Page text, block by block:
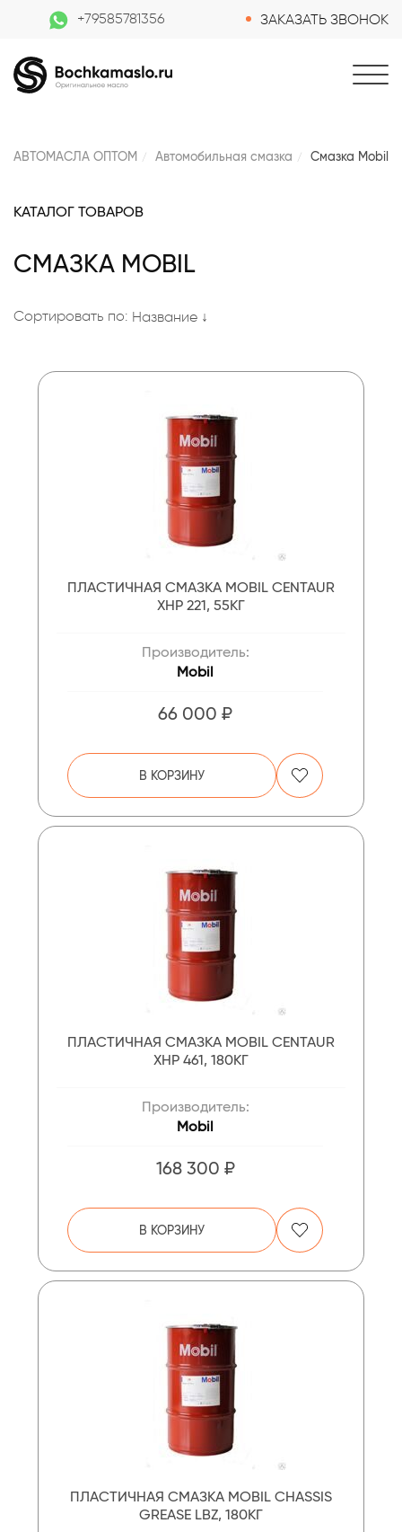
+79585781356 ЗАКАЗАТЬ ЗВОНОК
АВТОМАСЛА ОПТОМ Автомобильная смазка Смазка Mobil
КАТАЛОГ ТОВАРОВ
СМАЗКА MOBIL
Сортировать по: Название ↓
ПЛАСТИЧНАЯ СМАЗКА MOBIL CENTAUR
XHP 221, 55КГ
Производитель:
Mobil
66 000 ₽
В КОРЗИНУ
ПЛАСТИЧНАЯ СМАЗКА MOBIL CENTAUR
XHP 461, 180КГ
Производитель:
Mobil
168 300 ₽
В КОРЗИНУ
ПЛАСТИЧНАЯ СМАЗКА MOBIL CHASSIS
GREASE LBZ, 180КГ